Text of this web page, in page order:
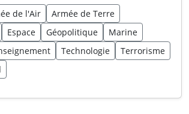
de l'Air
Armée de Terre
Espace Géopolitique
Marine
Technologie
Terrorisme